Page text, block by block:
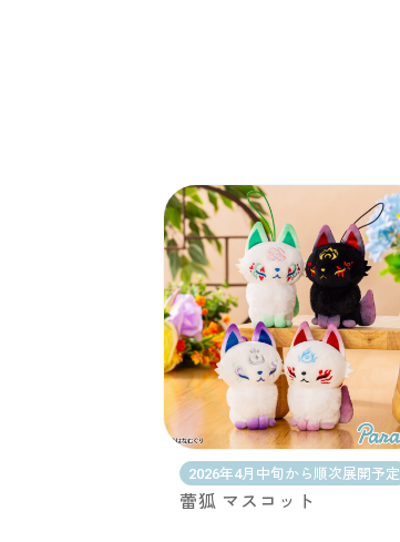
2026年4月中旬から順次展開予定
蕾狐 マスコット